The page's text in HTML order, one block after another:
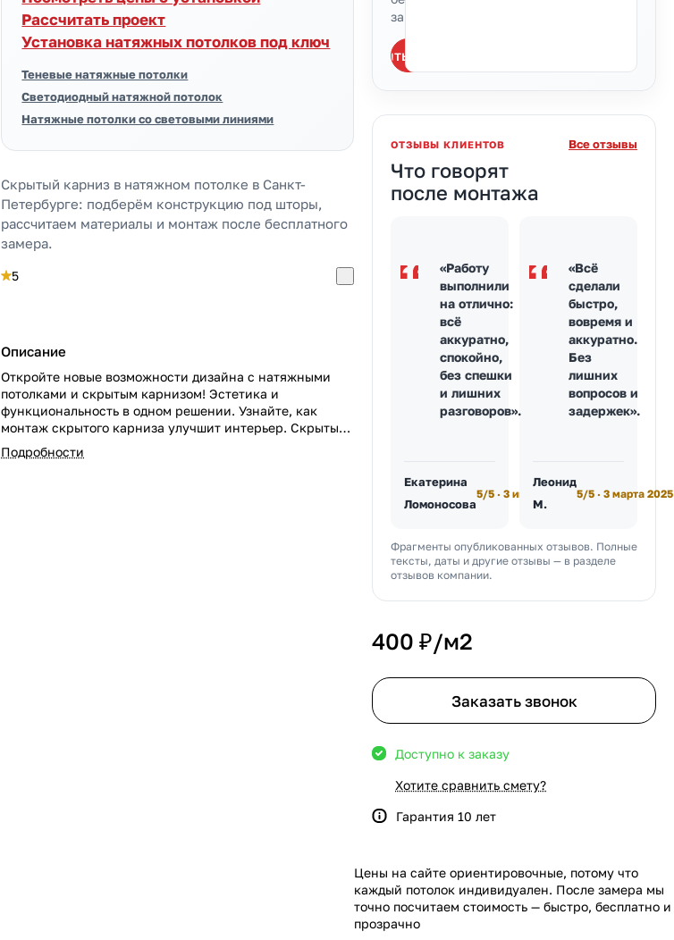
Рассчитать проект
Установка натяжных потолков под ключ
Теневые натяжные потолки
Светодиодный натяжной потолок
Натяжные потолки со световыми линиями
Скрытый карниз в натяжном потолке в Санкт-
Петербурге: подберём конструкцию под шторы,
рассчитаем материалы и монтаж после бесплатного
замера.
5
Описание
Откройте новые возможности дизайна с натяжными
потолками и скрытым карнизом! Эстетика и
функциональность в одном решении. Узнайте, как
монтаж скрытого карниза улучшит интерьер. Скрытый
карниз цена доступна!
Подробности
замера.
Рассчитать Скрытый (встроенный) карниз в натяжном
ОТЗЫВЫ КЛИЕНТОВ
Что говорят
после монтажа
Все отзывы
«Работу
выполнили
на отлично:
всё
аккуратно,
спокойно,
без спешки
и лишних
разговоров».
Екатерина
Ломоносова
5/5 · 3 июля 2025
«Всё
сделали
быстро,
вовремя и
аккуратно.
Без
лишних
вопросов и
задержек».
Леонид
М.
5/5 · 3 марта 2025
Фрагменты опубликованных отзывов. Полные
тексты, даты и другие отзывы — в разделе
отзывов компании.
400 ₽/м2
Заказать звонок
Доступно к заказу
Хотите сравнить смету?
Гарантия 10 лет
Цены на сайте ориентировочные, потому что
каждый потолок индивидуален. После замера мы
точно посчитаем стоимость — быстро, бесплатно и
прозрачно